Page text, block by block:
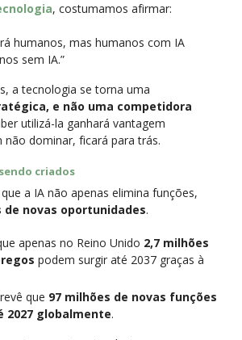
, costumamos afirmar:
humanos, mas humanos com IA
sem IA.”
a tecnologia se torna uma
e não uma competidora
utilizá-la ganhará vantagem
dominar, ficará para trás.
criados
a IA não apenas elimina funções,
de novas oportunidades.
apenas no Reino Unido 2,7 milhões
podem surgir até 2037 graças à
que 97 milhões de novas funções
2027 globalmente.